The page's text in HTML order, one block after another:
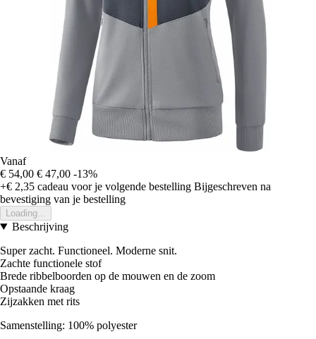
Vanaf
€ 54,00 € 47,00 -13%
+€ 2,35 cadeau voor je volgende bestelling Bijgeschreven na
bevestiging van je bestelling
Loading...
Beschrijving
Super zacht. Functioneel. Moderne snit.
Zachte functionele stof
Brede ribbelboorden op de mouwen en de zoom
Opstaande kraag
Zijzakken met rits
Samenstelling: 100% polyester